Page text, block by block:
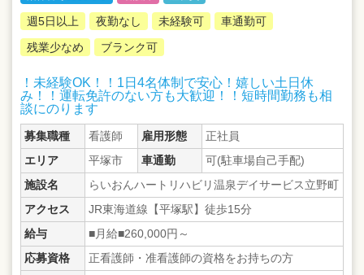
週5日以上 夜勤なし 未経験可
車通勤可
残業少なめ
ブランク可
！未経験OK！！1日4名体制で安心！嬉しい土日休
み！！運転免許のない方も大歓迎！！短時間勤務も相
談にのります
募集職種 看護師 雇用形態
正社員
エリア
平塚市 車通勤
可(駐車場自己手配)
施設名
らいおんハートリハビリ温泉デイサービス立野町
アクセス
JR東海道線【平塚駅】徒歩15分
給与
■月給■260,000円～
応募資格
正看護師・准看護師の資格をお持ちの方